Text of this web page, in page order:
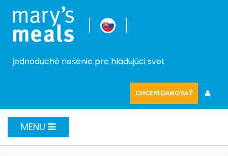
jednoduché riešenie pre hladujúci svet
CHCEM DAROVAŤ
MENU